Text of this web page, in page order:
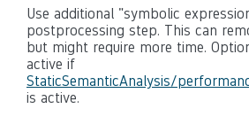
Use additional "symbolic
postprocessing step. This can
but might require more time.
active if
StaticSemanticAnalysis/
is active.